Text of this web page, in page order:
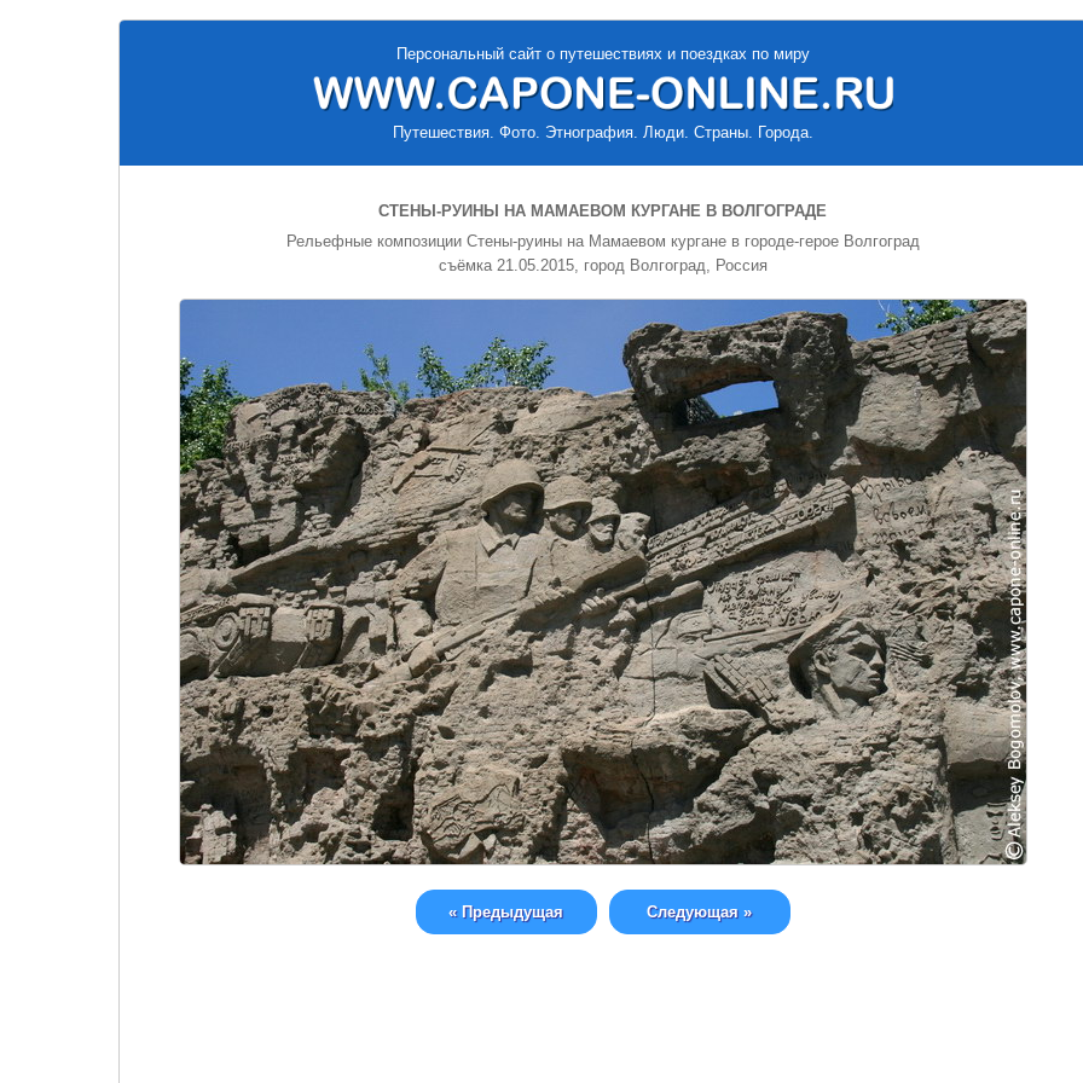
Персональный сайт о путешествиях и поездках по миру
Путешествия. Фото. Этнография. Люди. Страны. Города.
СТЕНЫ-РУИНЫ НА МАМАЕВОМ КУРГАНЕ В ВОЛГОГРАДЕ
Рельефные композиции Стены-руины на Мамаевом кургане в городе-герое Волгоград
съёмка 21.05.2015, город Волгоград, Россия
« Предыдущая Следующая »